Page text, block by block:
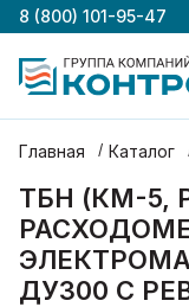
8 (800) 101-95-47
Главная Каталог
ТБН (КМ-5,
ДУ300 С